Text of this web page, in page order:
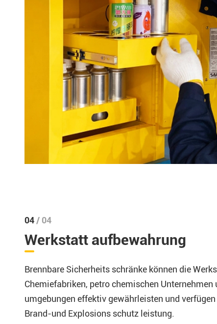
04/ 04
Werkstatt aufbewahrung
Brennbare Sicherheits schränke können die
Chemiefabriken, petro chemischen Unternehmen
umgebungen effektiv gewährleisten und
Brand-und Explosions schutz leistung.